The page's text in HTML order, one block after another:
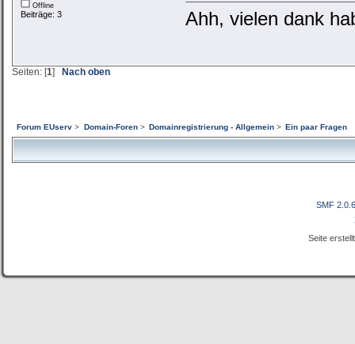
Offline
Beiträge: 3 Ahh, vielen dank
Seiten: [1] Nach oben
Forum EUserv > Domain-Foren> Domainregistrierung - Allgemein> Ein paar Fragen
SMF 2.0.6
Seite